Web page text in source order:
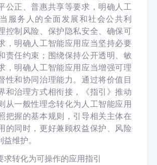
公正、普惠共享等要求，明确人工
服务人的全面发展和社会公共利
控制风险、保护隐私安全、确保可
，明确人工智能应用应当坚持必要
责任约束；围绕保持公开透明、敏
，明确人工智能应用应当增强可理
性和协同治理能力。通过将价值目
和治理方式相衔接，《指引》推动
从一般性理念转化为人工智能应用
把握的基本规则，引导相关主体在
的同时，更好兼顾权益保护、风险
维护。
求转化为可操作的应用指引